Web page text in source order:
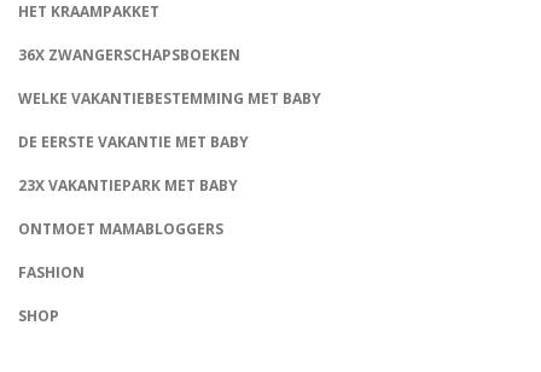
HET KRAAMPAKKET
36X ZWANGERSCHAPSBOEKEN
WELKE VAKANTIEBESTEMMING MET BABY
DE EERSTE VAKANTIE MET BABY
23X VAKANTIEPARK MET BABY
ONTMOET MAMABLOGGERS
FASHION
SHOP